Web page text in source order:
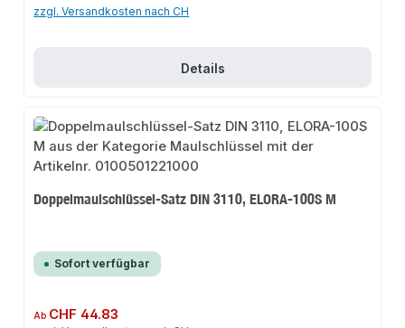
zzgl. Versandkosten nach CH
Details
Doppelmaulschlüssel-Satz DIN 3110, ELORA-100S M
Sofort verfügbar
Regulärer Preis:
Ab CHF 44.83